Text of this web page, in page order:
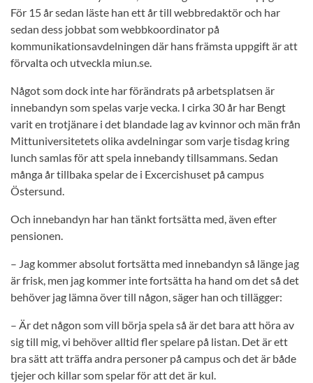
För 15 år sedan läste han ett år till webbredaktör och har
sedan dess jobbat som webbkoordinator på
kommunikationsavdelningen där hans främsta uppgift är att
förvalta och utveckla miun.se.
Något som dock inte har förändrats på arbetsplatsen är
innebandyn som spelas varje vecka. I cirka 30 år har Bengt
varit en trotjänare i det blandade lag av kvinnor och män från
Mittuniversitetets olika avdelningar som varje tisdag kring
lunch samlas för att spela innebandy tillsammans. Sedan
många år tillbaka spelar de i Excercishuset på campus
Östersund.
Och innebandyn har han tänkt fortsätta med, även efter
pensionen.
– Jag kommer absolut fortsätta med innebandyn så länge jag
är frisk, men jag kommer inte fortsätta ha hand om det så det
behöver jag lämna över till någon, säger han och tillägger:
– Är det någon som vill börja spela så är det bara att höra av
sig till mig, vi behöver alltid fler spelare på listan. Det är ett
bra sätt att träffa andra personer på campus och det är både
tjejer och killar som spelar för att det är kul.